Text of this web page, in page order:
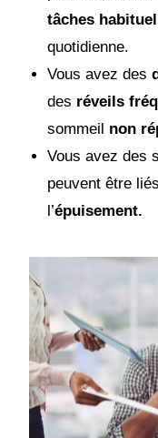
tâches
quotidienne.
Vous avez des
des réveils
sommeil non
Vous avez des
peuvent être
l’épuisement.